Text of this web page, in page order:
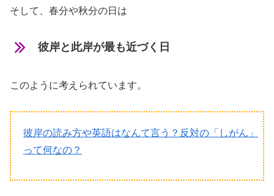
そして、春分や秋分の日は
彼岸と此岸が最も近づく日
このように考えられています。
彼岸の読み方や英語はなんて言う？反対の「しがん」
って何なの？